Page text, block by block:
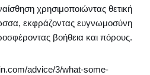
χρησιμοποιώντας θετική
εκφράζοντας ευγνωμοσύνη
βοήθεια και πόρους.
advice/3/what-some-